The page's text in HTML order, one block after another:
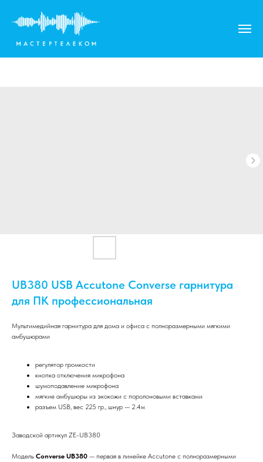
UB380 USB Accutone Converse гарнитура
для ПК профессиональная
Мультимедийная гарнитура для дома и офиса с полноразмерными мягкими
амбушюрами
регулятор громкости
кнопка отключения микрофона
шумоподавление микрофона
мягкие амбушюры из экокожи с поролоновыми вставками
разъем USB, вес 225 гр., шнур — 2.4м
Заводской артикул ZE-UB380
Модель Converse UB380 — первая в линейке Accutone с полноразмерными